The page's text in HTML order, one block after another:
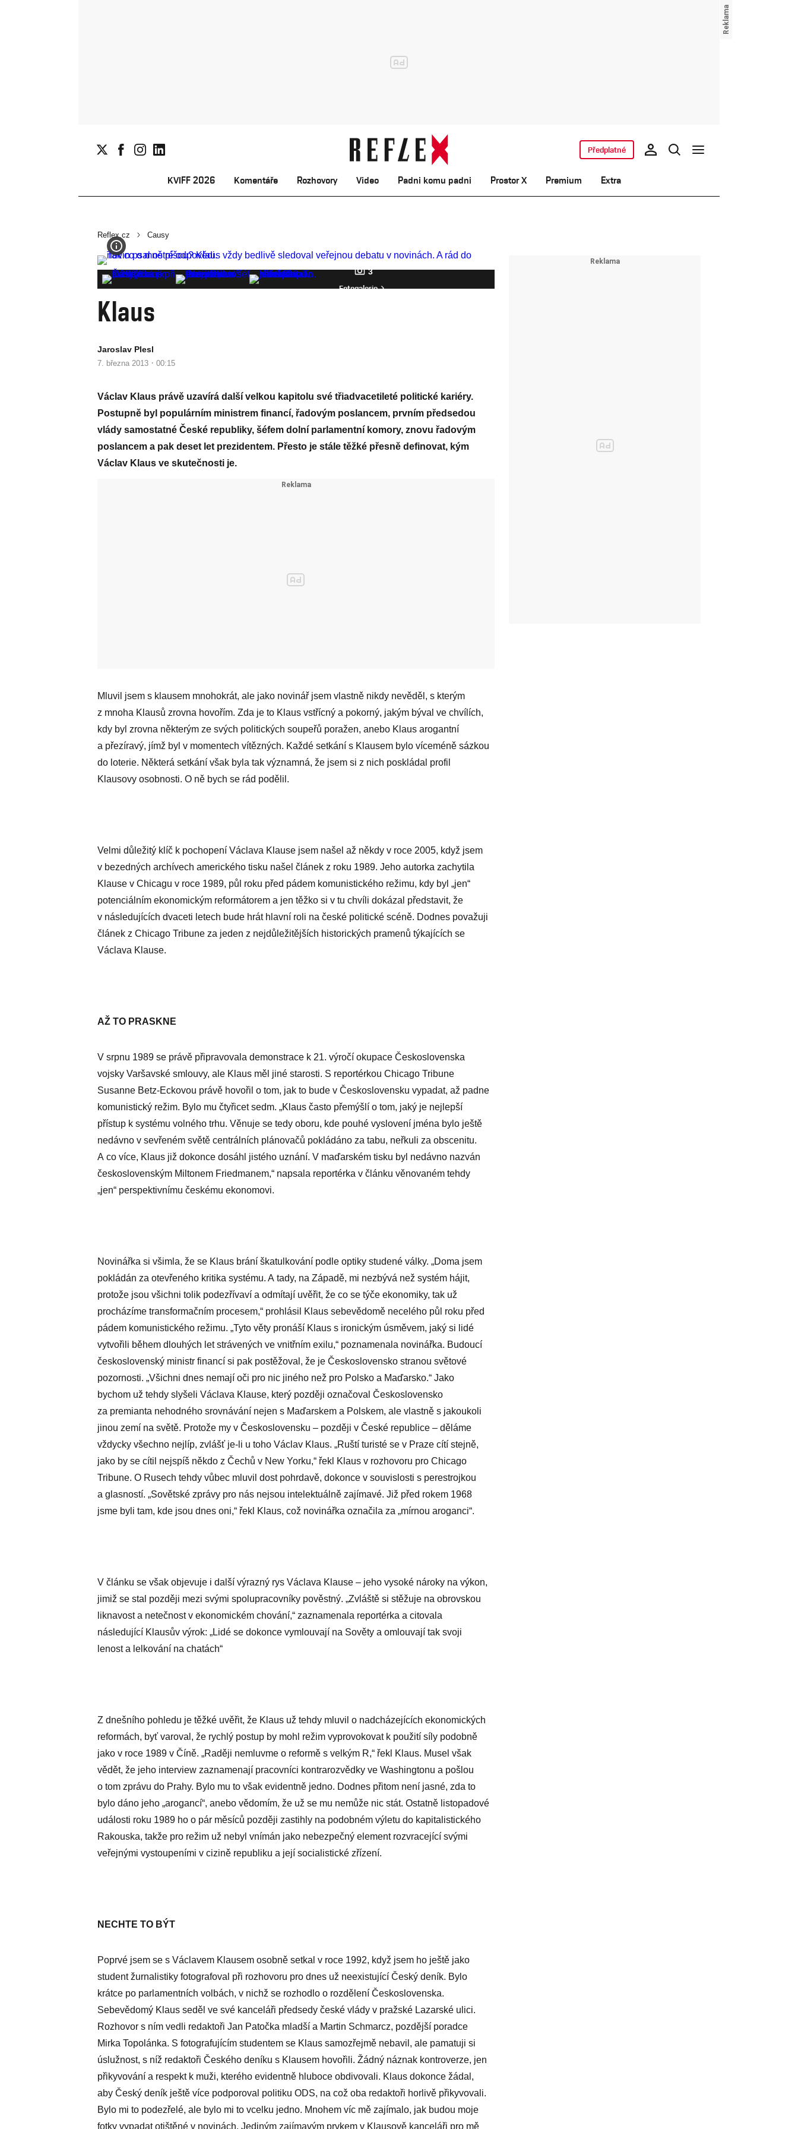
KVIFF 2026 Komentáře Rozhovory Video Padni komu padni Prostor X Premium Extra
Předplatné
Reflex.cz Causy
3
Fotogalerie
Klaus
Jaroslav Plesl
7. března 2013 · 00:15
Václav Klaus právě uzavírá další velkou kapitolu své třiadvacetileté politické kariéry.
Postupně byl populárním ministrem financí, řadovým poslancem, prvním předsedou
vlády samostatné České republiky, šéfem dolní parlamentní komory, znovu řadovým
poslancem a pak deset let prezidentem. Přesto je stále těžké přesně definovat, kým
Václav Klaus ve skutečnosti je.
Mluvil jsem s klausem mnohokrát, ale jako novinář jsem vlastně nikdy nevěděl, s kterým
z mnoha Klausů zrovna hovořím. Zda je to Klaus vstřícný a pokorný, jakým býval ve chvílích,
kdy byl zrovna některým ze svých politických soupeřů poražen, anebo Klaus arogantní
a přezíravý, jímž byl v momentech vítězných. Každé setkání s Klausem bylo víceméně sázkou
do loterie. Některá setkání však byla tak významná, že jsem si z nich poskládal profil
Klausovy osobnosti. O ně bych se rád podělil.
Velmi důležitý klíč k pochopení Václava Klause jsem našel až někdy v roce 2005, když jsem
v bezedných archívech amerického tisku našel článek z roku 1989. Jeho autorka zachytila
Klause v Chicagu v roce 1989, půl roku před pádem komunistického režimu, kdy byl „jen“
potenciálním ekonomickým reformátorem a jen těžko si v tu chvíli dokázal představit, že
v následujících dvaceti letech bude hrát hlavní roli na české politické scéně. Dodnes považuji
článek z Chicago Tribune za jeden z nejdůležitějších historických pramenů týkajících se
Václava Klause.
AŽ TO PRASKNE
V srpnu 1989 se právě připravovala demonstrace k 21. výročí okupace Československa
vojsky Varšavské smlouvy, ale Klaus měl jiné starosti. S reportérkou Chicago Tribune
Susanne Betz-Eckovou právě hovořil o tom, jak to bude v Československu vypadat, až padne
komunistický režim. Bylo mu čtyřicet sedm. „Klaus často přemýšlí o tom, jaký je nejlepší
přístup k systému volného trhu. Věnuje se tedy oboru, kde pouhé vyslovení jména bylo ještě
nedávno v sevřeném světě centrálních plánovačů pokládáno za tabu, neřkuli za obscenitu.
A co více, Klaus již dokonce dosáhl jistého uznání. V maďarském tisku byl nedávno nazván
československým Miltonem Friedmanem,“ napsala reportérka v článku věnovaném tehdy
„jen“ perspektivnímu českému ekonomovi.
Novinářka si všimla, že se Klaus brání škatulkování podle optiky studené války. „Doma jsem
pokládán za otevřeného kritika systému. A tady, na Západě, mi nezbývá než systém hájit,
protože jsou všichni tolik podezřívaví a odmítají uvěřit, že co se týče ekonomiky, tak už
procházíme transformačním procesem,“ prohlásil Klaus sebevědomě necelého půl roku před
pádem komunistického režimu. „Tyto věty pronáší Klaus s ironickým úsměvem, jaký si lidé
vytvořili během dlouhých let strávených ve vnitřním exilu,“ poznamenala novinářka. Budoucí
československý ministr financí si pak postěžoval, že je Československo stranou světové
pozornosti. „Všichni dnes nemají oči pro nic jiného než pro Polsko a Maďarsko.“ Jako
bychom už tehdy slyšeli Václava Klause, který později označoval Československo
za premianta nehodného srovnávání nejen s Maďarskem a Polskem, ale vlastně s jakoukoli
jinou zemí na světě. Protože my v Československu – později v České republice – děláme
vždycky všechno nejlíp, zvlášť je-li u toho Václav Klaus. „Ruští turisté se v Praze cítí stejně,
jako by se cítil nejspíš někdo z Čechů v New Yorku,“ řekl Klaus v rozhovoru pro Chicago
Tribune. O Rusech tehdy vůbec mluvil dost pohrdavě, dokonce v souvislosti s perestrojkou
a glasností. „Sovětské zprávy pro nás nejsou intelektuálně zajímavé. Již před rokem 1968
jsme byli tam, kde jsou dnes oni,“ řekl Klaus, což novinářka označila za „mírnou aroganci“.
V článku se však objevuje i další výrazný rys Václava Klause – jeho vysoké nároky na výkon,
jimiž se stal později mezi svými spolupracovníky pověstný. „Zvláště si stěžuje na obrovskou
liknavost a netečnost v ekonomickém chování,“ zaznamenala reportérka a citovala
následující Klausův výrok: „Lidé se dokonce vymlouvají na Sověty a omlouvají tak svoji
lenost a lelkování na chatách“
Z dnešního pohledu je těžké uvěřit, že Klaus už tehdy mluvil o nadcházejících ekonomických
reformách, byť varoval, že rychlý postup by mohl režim vyprovokovat k použití síly podobně
jako v roce 1989 v Číně. „Raději nemluvme o reformě s velkým R,“ řekl Klaus. Musel však
vědět, že jeho interview zaznamenají pracovníci kontrarozvědky ve Washingtonu a pošlou
o tom zprávu do Prahy. Bylo mu to však evidentně jedno. Dodnes přitom není jasné, zda to
bylo dáno jeho „arogancí“, anebo vědomím, že už se mu nemůže nic stát. Ostatně listopadové
události roku 1989 ho o pár měsíců později zastihly na podobném výletu do kapitalistického
Rakouska, takže pro režim už nebyl vnímán jako nebezpečný element rozvracející svými
veřejnými vystoupeními v cizině republiku a její socialistické zřízení.
NECHTE TO BÝT
Poprvé jsem se s Václavem Klausem osobně setkal v roce 1992, když jsem ho ještě jako
student žurnalistiky fotografoval při rozhovoru pro dnes už neexistující Český deník. Bylo
krátce po parlamentních volbách, v nichž se rozhodlo o rozdělení Československa.
Sebevědomý Klaus seděl ve své kanceláři předsedy české vlády v pražské Lazarské ulici.
Rozhovor s ním vedli redaktoři Jan Patočka mladší a Martin Schmarcz­, pozdější poradce
Mirka Topolánka. S fotografujícím studentem se Klaus samozřejmě nebavil, ale pamatuji si
úslužnost, s níž redaktoři Českého deníku s Klausem hovořili. Žádný náznak kontroverze, jen
přikyvování a respekt k muži, kterého evidentně hluboce obdivovali. Klaus dokonce žádal,
aby Český deník ještě více podporoval politiku ODS, na což oba redaktoři horlivě přikyvovali.
Bylo mi to podezřelé, ale bylo mi to vcelku jedno. Mnohem víc mě zajímalo, jak budou moje
fotky vypadat otištěné v novinách. Jediným zajímavým prvkem v Klausově kanceláři pro mě